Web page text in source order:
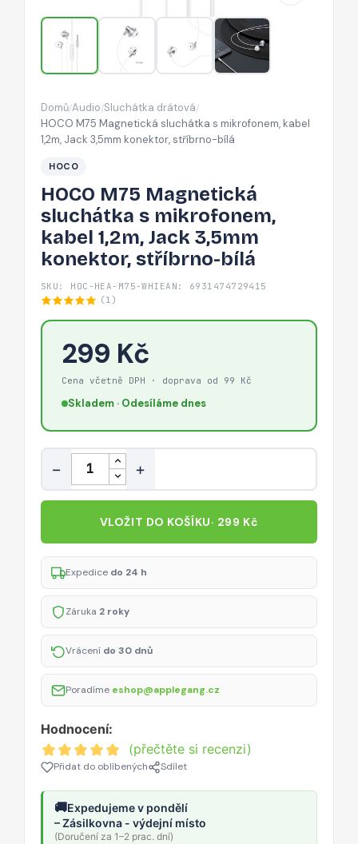
kabel
1,2m,
3,5mm
stříbrno-
bílá
Domů/Audio/Sluchátka drátová/
HOCO M75 Magnetická sluchátka s mikrofonem, kabel
1,2m, Jack 3,5mm konektor, stříbrno-bílá
HOCO
HOCO M75 Magnetická
sluchátka s mikrofonem,
kabel 1,2m, Jack 3,5mm
konektor, stříbrno-bílá
SKU: HOC-HEA-M75-WHI EAN: 6931474729415
(1)
299 Kč
Cena včetně DPH · doprava od 99 Kč
Skladem · Odesíláme dnes
Množství
− +
VLOŽIT DO KOŠÍKU· 299 Kč
Expedice do 24 h
Záruka 2 roky
Vrácení do 30 dnů
Poradíme eshop@applegang.cz
Hodnocení:
(přečtěte si recenzi)
Přidat do oblíbených Sdílet
🚚Expedujeme v pondělí
– Zásilkovna - výdejní místo
(Doručení za 1–2 prac. dní)